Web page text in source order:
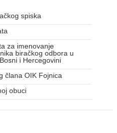
spiska
za imenovanje
biračkog odbora u
i Hercegovini
člana OIK Fojnica
obuci